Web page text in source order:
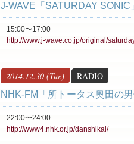
J-WAVE「SATURDAY SONIC
15:00〜17:00
http://www.j-wave.co.jp/original/
2014.12.30 (Tue) RADIO
NHK-FM「所トータス奥田の
22:00〜24:00
http://www4.nhk.or.jp/danshikai/